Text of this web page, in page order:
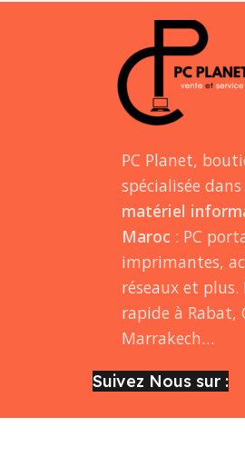
PC Planet,
spécialisée dans
matériel
Maroc : PC
imprimantes,
réseaux et plus.
rapide à Rabat,
Marrakech…
Suivez Nous sur :